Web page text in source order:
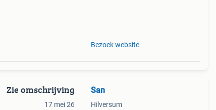
Bezoek website
Zie omschrijving
17 mei 26
San
Hilversum